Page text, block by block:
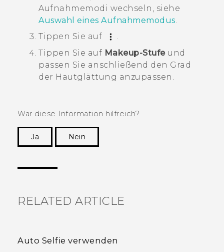
Aufnahmemodi wechseln, siehe
Auswahl eines Aufnahmemodus
Tippen Sie auf
Tippen Sie auf Makeup-Stufeund
passen Sie anschließend den Grad
der Hautglättung anzupassen.
War diese Information hilfreich?
Ja
Nein
RELATED ARTICLE
Auto Selfie verwenden